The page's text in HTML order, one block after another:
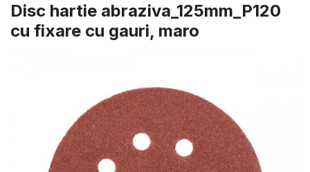
Disc hartie abraziva_125mm_P120
cu fixare cu gauri, maro